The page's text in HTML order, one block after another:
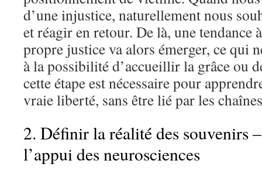
d’une injustice, naturellement nous
et réagir en retour. De là, une tendance
propre justice va alors émerger, ce qui
à la possibilité d’accueillir la grâce ou
cette étape est nécessaire pour
vraie liberté, sans être lié par les
2. Définir la réalité des souvenirs
l’appui des neurosciences